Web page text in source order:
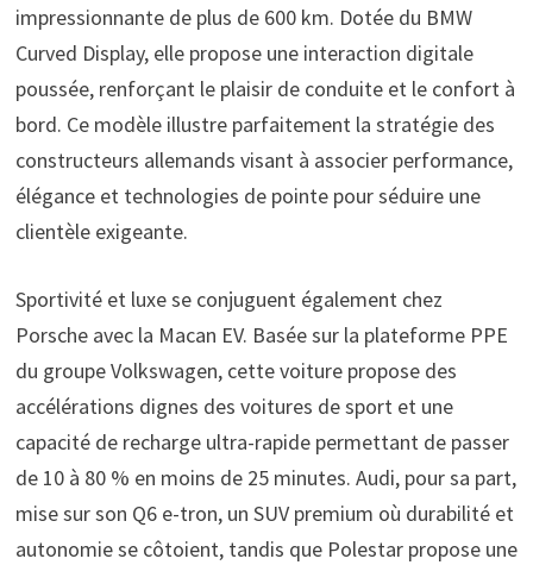
impressionnante de plus de 600 km. Dotée du BMW
Curved Display, elle propose une interaction digitale
poussée, renforçant le plaisir de conduite et le confort à
bord. Ce modèle illustre parfaitement la stratégie des
constructeurs allemands visant à associer performance,
élégance et technologies de pointe pour séduire une
clientèle exigeante.
Sportivité et luxe se conjuguent également chez
Porsche avec la Macan EV. Basée sur la plateforme PPE
du groupe Volkswagen, cette voiture propose des
accélérations dignes des voitures de sport et une
capacité de recharge ultra-rapide permettant de passer
de 10 à 80 % en moins de 25 minutes. Audi, pour sa part,
mise sur son Q6 e-tron, un SUV premium où durabilité et
autonomie se côtoient, tandis que Polestar propose une